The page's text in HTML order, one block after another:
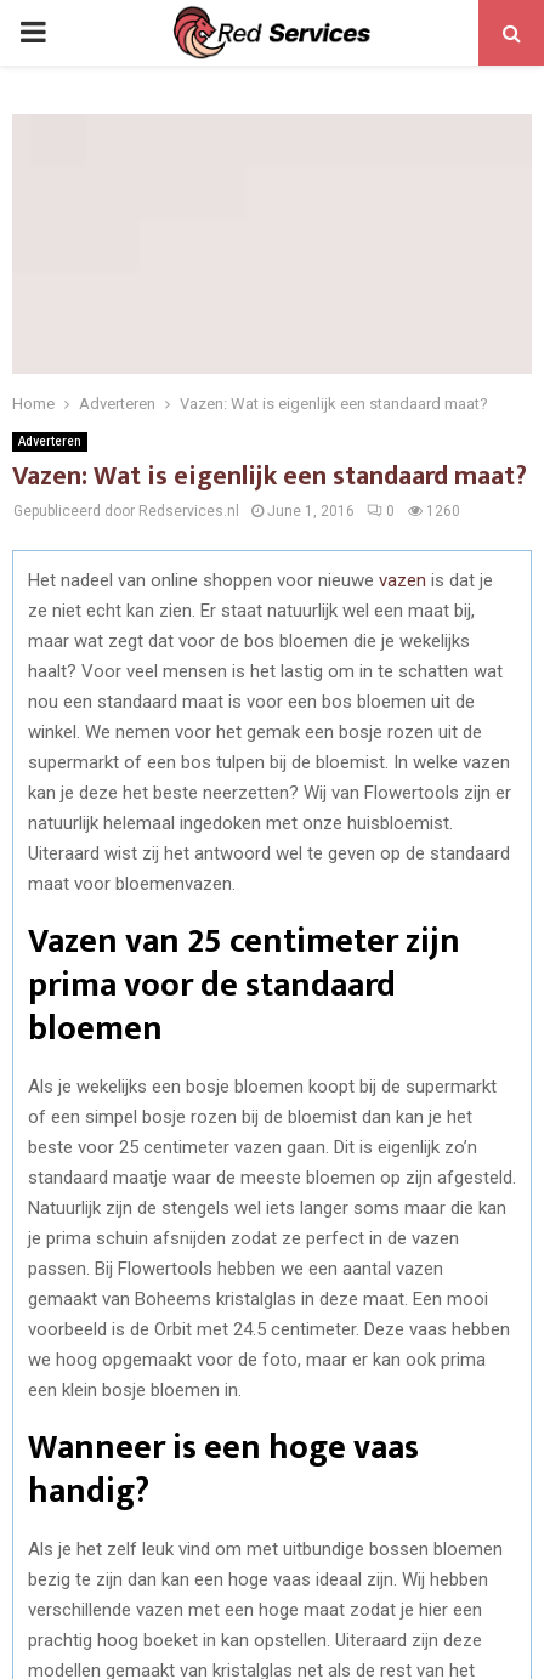
PRIMARY
Home Adverteren Vazen: Wat is eigenlijk een standaard maat?
Adverteren
Vazen: Wat is eigenlijk een standaard maat?
Gepubliceerd door Redservices.nl June 1, 2016 0 1260
Het nadeel van online shoppen voor nieuwe vazen is dat je
ze niet echt kan zien. Er staat natuurlijk wel een maat bij,
maar wat zegt dat voor de bos bloemen die je wekelijks
haalt? Voor veel mensen is het lastig om in te schatten wat
nou een standaard maat is voor een bos bloemen uit de
winkel. We nemen voor het gemak een bosje rozen uit de
supermarkt of een bos tulpen bij de bloemist. In welke vazen
kan je deze het beste neerzetten? Wij van Flowertools zijn er
natuurlijk helemaal ingedoken met onze huisbloemist.
Uiteraard wist zij het antwoord wel te geven op de standaard
maat voor bloemenvazen.
Vazen van 25 centimeter zijn
prima voor de standaard
bloemen
Als je wekelijks een bosje bloemen koopt bij de supermarkt
of een simpel bosje rozen bij de bloemist dan kan je het
beste voor 25 centimeter vazen gaan. Dit is eigenlijk zo’n
standaard maatje waar de meeste bloemen op zijn afgesteld.
Natuurlijk zijn de stengels wel iets langer soms maar die kan
je prima schuin afsnijden zodat ze perfect in de vazen
passen. Bij Flowertools hebben we een aantal vazen
gemaakt van Boheems kristalglas in deze maat. Een mooi
voorbeeld is de Orbit met 24.5 centimeter. Deze vaas hebben
we hoog opgemaakt voor de foto, maar er kan ook prima
een klein bosje bloemen in.
Wanneer is een hoge vaas
handig?
Als je het zelf leuk vind om met uitbundige bossen bloemen
bezig te zijn dan kan een hoge vaas ideaal zijn. Wij hebben
verschillende vazen met een hoge maat zodat je hier een
prachtig hoog boeket in kan opstellen. Uiteraard zijn deze
modellen gemaakt van kristalglas net als de rest van het